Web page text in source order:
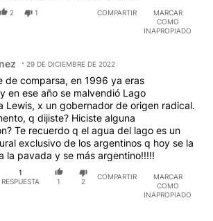
2 1 COMPARTIR
MARCAR
COMO
INAPROPIADO
Giménez.
29 DE DICIEMBRE DE 2022
de comparsa, en 1996 ya eras
en ese año se malvendió Lago
Lewis, x un gobernador de origen radical.
q dijiste? Hiciste alguna
Te recuerdo q el agua del lago es un
exclusivo de los argentinos q hoy se la
la pavada y se más argentino!!!!!
1
RESPUESTA
1 2
COMPARTIR
MARCAR
COMO
INAPROPIADO